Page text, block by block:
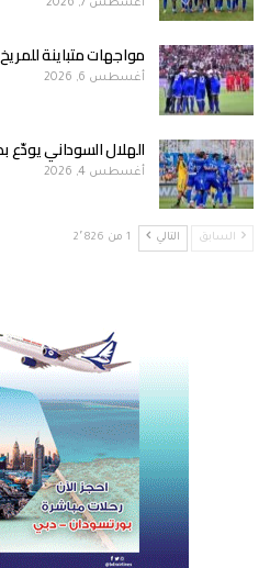
أغسطس 7, 2026
مواجهات متباينة
أغسطس 6, 2026
الهلال السوداني يودّع
أغسطس 4, 2026
السابق التالي 1 من 2٬826